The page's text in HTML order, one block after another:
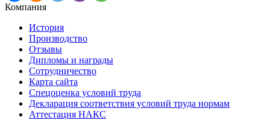
Компания
История
Производство
Отзывы
Дипломы и награды
Сотрудничество
Карта сайта
Спецоценка условий труда
Декларация соответствия условий труда нормам
Аттестация НАКС